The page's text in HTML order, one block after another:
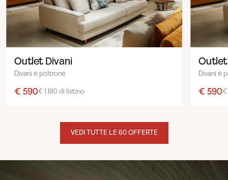
Outlet Divani
Divani e poltrone
€ 590€ 1.180 di listino
Divani e
€ 590€
VEDI TUTTE LE 60 OFFERTE